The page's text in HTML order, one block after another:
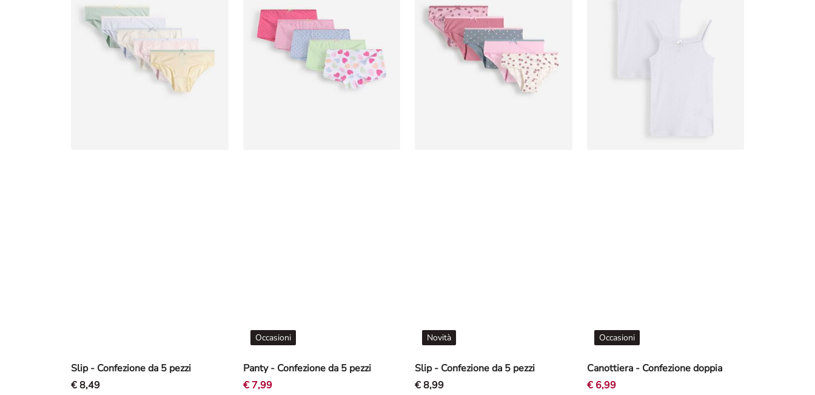
Slip - Confezione da 5 pezzi
€ 8,49
Panty - Confezione da 5 pezzi
Occasioni
€ 7,99
Slip - Confezione da 5 pezzi
Novità
€ 8,99
Canottiera - Confezione doppia
Occasioni
€ 6,99